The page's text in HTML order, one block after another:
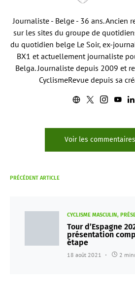
Journaliste - Belge - 36 ans. Ancien
sur les sites du groupe de
du quotidien belge Le Soir, ex-
BX1 et actuellement journaliste
Belga. Journaliste depuis 2009 et
CyclismeRevue depuis sa
Voir les
PRÉCÉDENT ARTICLE
CYCLISME MASCULIN
Tour d’Espagne
présentation
étape
18 août 2021 2